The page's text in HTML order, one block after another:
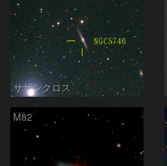
サザンクロス
M82